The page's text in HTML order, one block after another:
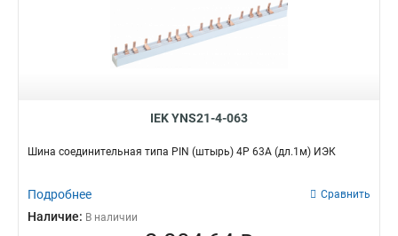
IEK YNS21-4-063
Шина соединительная типа PIN (штырь) 4Р 63А (дл.1м) ИЭК
Подробнее Сравнить
Наличие: В наличии